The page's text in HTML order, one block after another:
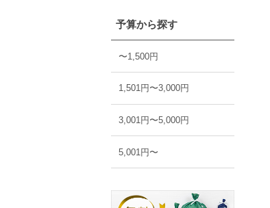
予算から探す
〜1,500円
1,501円〜3,000円
3,001円〜5,000円
5,001円〜